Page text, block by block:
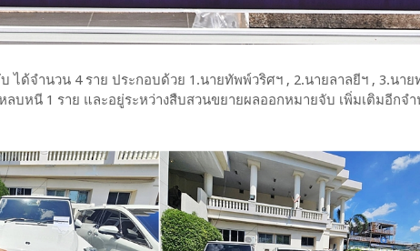
ได้จำนวน 4 ราย ประกอบด้วย 1.นายทัพพ์วริศฯ , 2.นายลาลยีฯ , 3.นาย
ลบหนี 1 ราย และอยู่ระหว่างสืบสวนขยายผลออกหมายจับ เพิ่มเติมอีกจำ